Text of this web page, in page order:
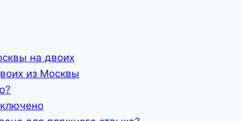
на двоих
из Москвы